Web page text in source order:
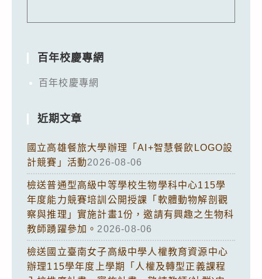
百年校慶專網
百年校慶專網
近期文章
國立高雄餐旅大學辦理「AI+智慧餐飲LOGO設
計競賽」活動2026-08-06
檢送普通型高級中等學校生物學科中心115學
年度能力競賽培訓公開授課「軟體動物解剖觀
察與推理」實施計畫1份，邀請有興趣之生物科
教師踴躍參加。 2026-08-06
檢送國立臺南女子高級中學人權教育資源中心
辦理115學年度上學期「人權及轉型正義課程